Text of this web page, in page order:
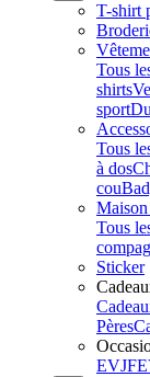
T-shirt
Tous
shirts
sport
Tous
à dos
cou
Tous
Sticker
Pères
EVJF